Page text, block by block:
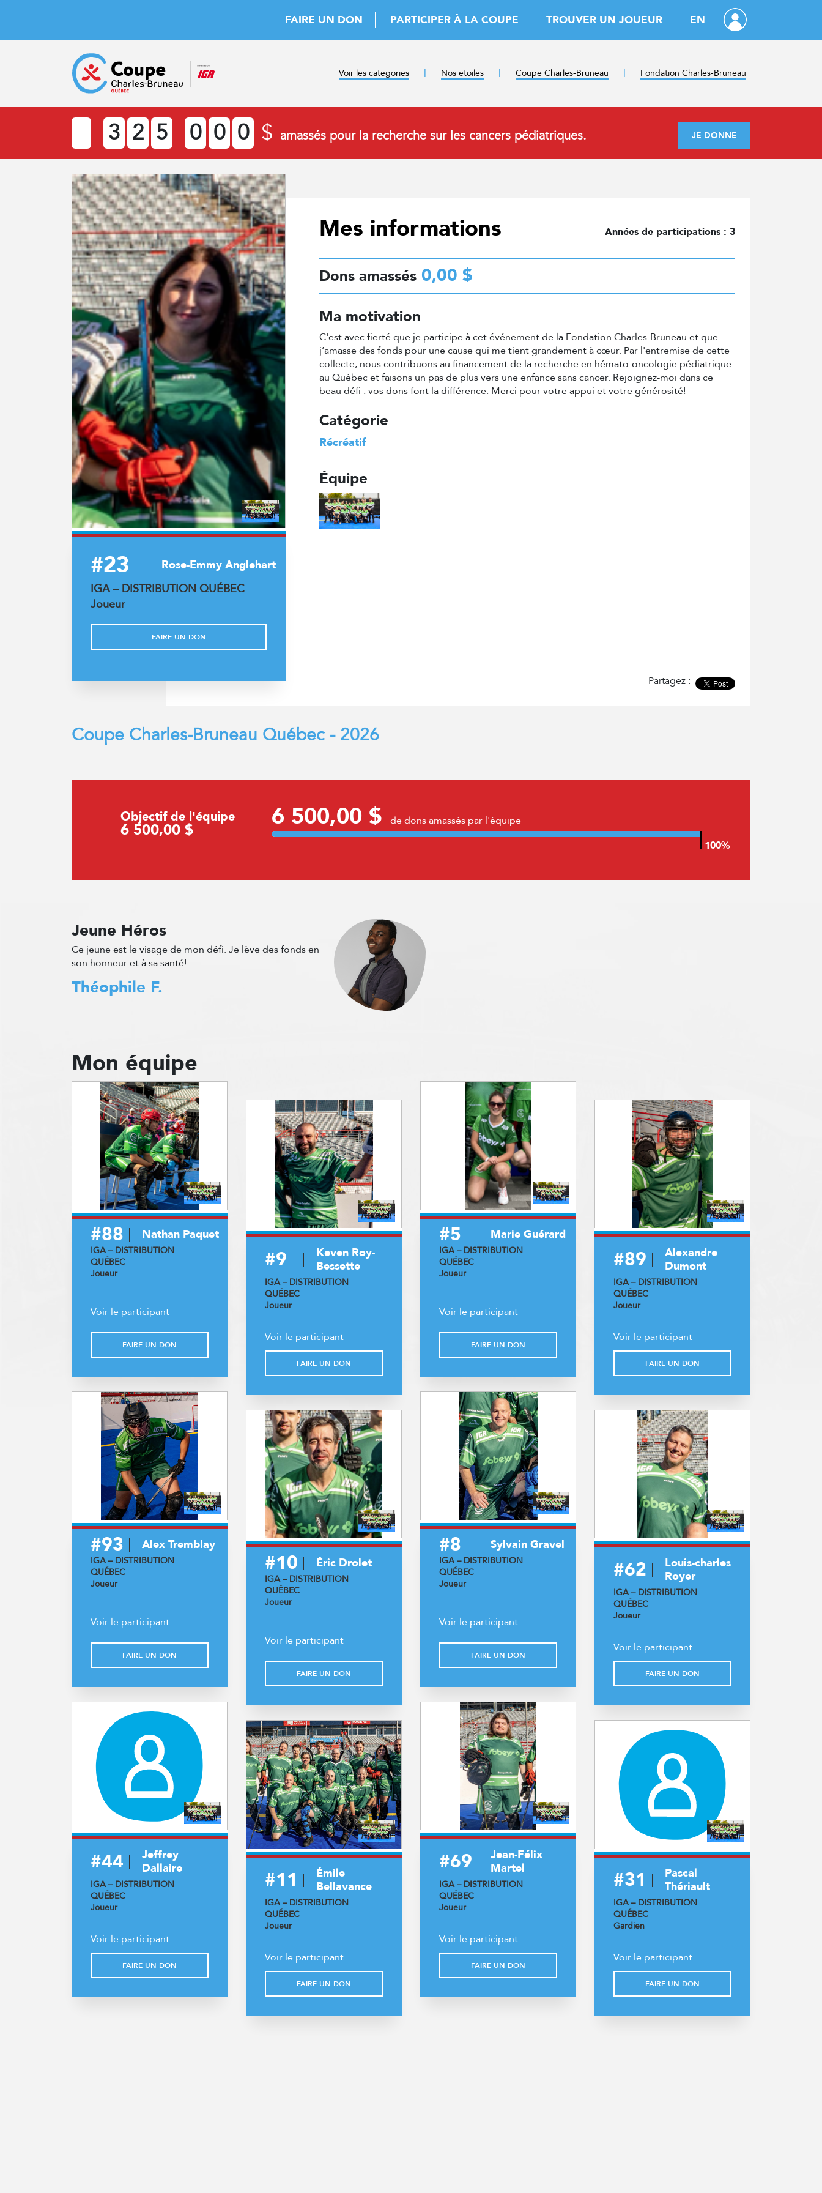
FAIRE UN DON PARTICIPER À LA COUPE TROUVER UN JOUEUR EN
Voir les catégories Nos étoiles Coupe Charles-Bruneau Fondation Charles-Bruneau
3 2 5 0 0 0 $ amassés pour la recherche sur les cancers pédiatriques. JE DONNE
#23
Rose-Emmy Anglehart
IGA – DISTRIBUTION QUÉBEC
Joueur
FAIRE UN DON
Mes informations Années de participations : 3
Dons amassés 0,00 $
Ma motivation
C'est avec fierté que je participe à cet événement de la Fondation Charles-Bruneau et que
j’amasse des fonds pour une cause qui me tient grandement à cœur. Par l'entremise de cette
collecte, nous contribuons au financement de la recherche en hémato-oncologie pédiatrique
au Québec et faisons un pas de plus vers une enfance sans cancer. Rejoignez-moi dans ce
beau défi : vos dons font la différence. Merci pour votre appui et votre générosité!
Catégorie
Récréatif
Équipe
Partagez :
Coupe Charles-Bruneau Québec - 2026
Objectif de l'équipe
6 500,00 $ 6 500,00 $ de dons amassés par l'équipe
Jeune Héros
Ce jeune est le visage de mon défi. Je lève des fonds en
son honneur et à sa santé!
Théophile F.
Mon équipe
#88 Nathan Paquet
IGA – DISTRIBUTION
QUÉBEC
Joueur
Voir le participant
FAIRE UN DON
#9
Keven Roy-
Bessette
IGA – DISTRIBUTION
QUÉBEC
Joueur
Voir le participant
FAIRE UN DON
#5 Marie Guérard
IGA – DISTRIBUTION
QUÉBEC
Joueur
Voir le participant
FAIRE UN DON
#89
Alexandre
Dumont
IGA – DISTRIBUTION
QUÉBEC
Joueur
Voir le participant
FAIRE UN DON
#93 Alex Tremblay
IGA – DISTRIBUTION
QUÉBEC
Joueur
Voir le participant
FAIRE UN DON
#10 Éric Drolet
IGA – DISTRIBUTION
QUÉBEC
Joueur
Voir le participant
FAIRE UN DON
#8 Sylvain Gravel
IGA – DISTRIBUTION
QUÉBEC
Joueur
Voir le participant
FAIRE UN DON
#62
Louis-charles
Royer
IGA – DISTRIBUTION
QUÉBEC
Joueur
Voir le participant
FAIRE UN DON
#44
Jeffrey
Dallaire
IGA – DISTRIBUTION
QUÉBEC
Joueur
Voir le participant
FAIRE UN DON
#11
Émile
Bellavance
IGA – DISTRIBUTION
QUÉBEC
Joueur
Voir le participant
FAIRE UN DON
#69
Jean-Félix
Martel
IGA – DISTRIBUTION
QUÉBEC
Joueur
Voir le participant
FAIRE UN DON
#31
Pascal
Thériault
IGA – DISTRIBUTION
QUÉBEC
Gardien
Voir le participant
FAIRE UN DON